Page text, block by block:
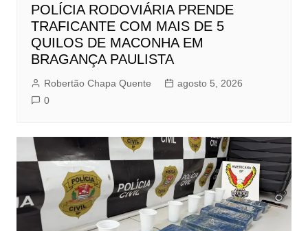
POLÍCIA RODOVIÁRIA PRENDE
TRAFICANTE COM MAIS DE 5
QUILOS DE MACONHA EM
BRAGANÇA PAULISTA
Robertão Chapa Quente
agosto 5, 2026
0